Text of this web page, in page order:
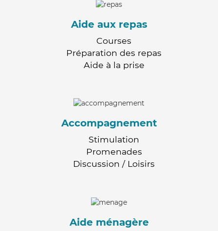
Aide aux repas
Courses
Préparation des repas
Aide à la prise
Accompagnement
Stimulation
Promenades
Discussion / Loisirs
Aide ménagère